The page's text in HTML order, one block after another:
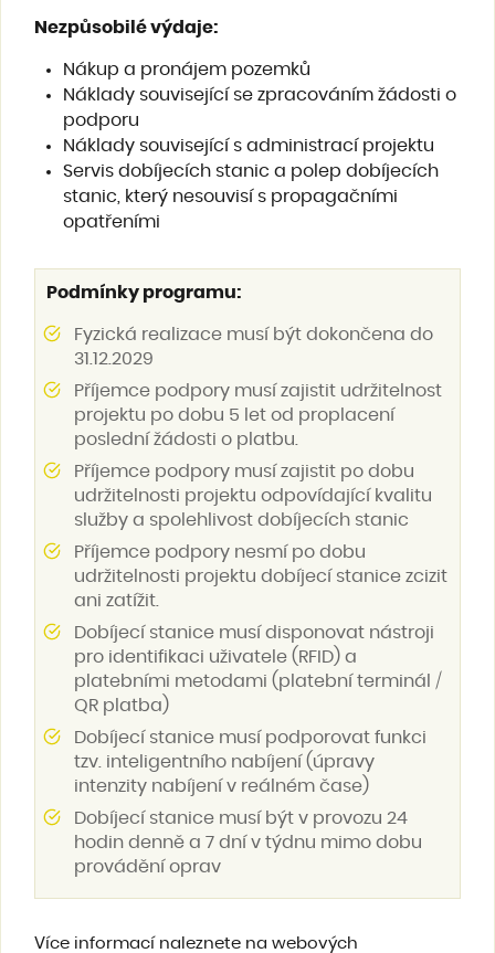
Nezpůsobilé výdaje:
Nákup a pronájem pozemků
Náklady související se zpracováním žádosti o
podporu
Náklady související s administrací projektu
Servis dobíjecích stanic a polep dobíjecích
stanic, který nesouvisí s propagačními
opatřeními
Podmínky programu:
Fyzická realizace musí být dokončena do
31.12.2029
Příjemce podpory musí zajistit udržitelnost
projektu po dobu 5 let od proplacení
poslední žádosti o platbu.
Příjemce podpory musí zajistit po dobu
udržitelnosti projektu odpovídající kvalitu
služby a spolehlivost dobíjecích stanic
Příjemce podpory nesmí po dobu
udržitelnosti projektu dobíjecí stanice zcizit
ani zatížit.
Dobíjecí stanice musí disponovat nástroji
pro identifikaci uživatele (RFID) a
platebními metodami (platební terminál /
QR platba)
Dobíjecí stanice musí podporovat funkci
tzv. inteligentního nabíjení (úpravy
intenzity nabíjení v reálném čase)
Dobíjecí stanice musí být v provozu 24
hodin denně a 7 dní v týdnu mimo dobu
provádění oprav
Více informací naleznete na webových